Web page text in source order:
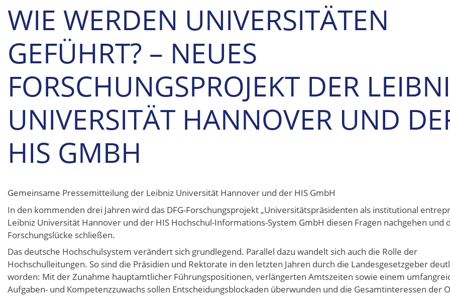
WIE WERDEN UNIVERSITÄTEN
GEFÜHRT? – NEUES
FORSCHUNGSPROJEKT DER
UNIVERSITÄT HANNOVER UND
HIS GMBH
Gemeinsame Pressemitteilung der Leibniz Universität Hannover und der HIS GmbH
In den kommenden drei Jahren wird das DFG-Forschungsprojekt „Universitätspräsidenten als institutional
Leibniz Universität Hannover und der HIS Hochschul-Informations-System GmbH diesen Fragen nachgehen und
Forschungslücke schließen.
Das deutsche Hochschulsystem verändert sich grundlegend. Parallel dazu wandelt sich auch die Rolle der
Hochschulleitungen. So sind die Präsidien und Rektorate in den letzten Jahren durch die Landesgesetzgeber
worden: Mit der Zunahme hauptamtlicher Führungspositionen, verlängerten Amtszeiten sowie einem
Aufgaben- und Kompetenzzuwachs sollen Entscheidungsblockaden überwunden und die Gesamtinteressen der